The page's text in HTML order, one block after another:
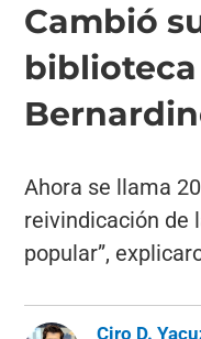
Cambió
Ahora se llama
reivindicación de
popular”,
Ciro D.